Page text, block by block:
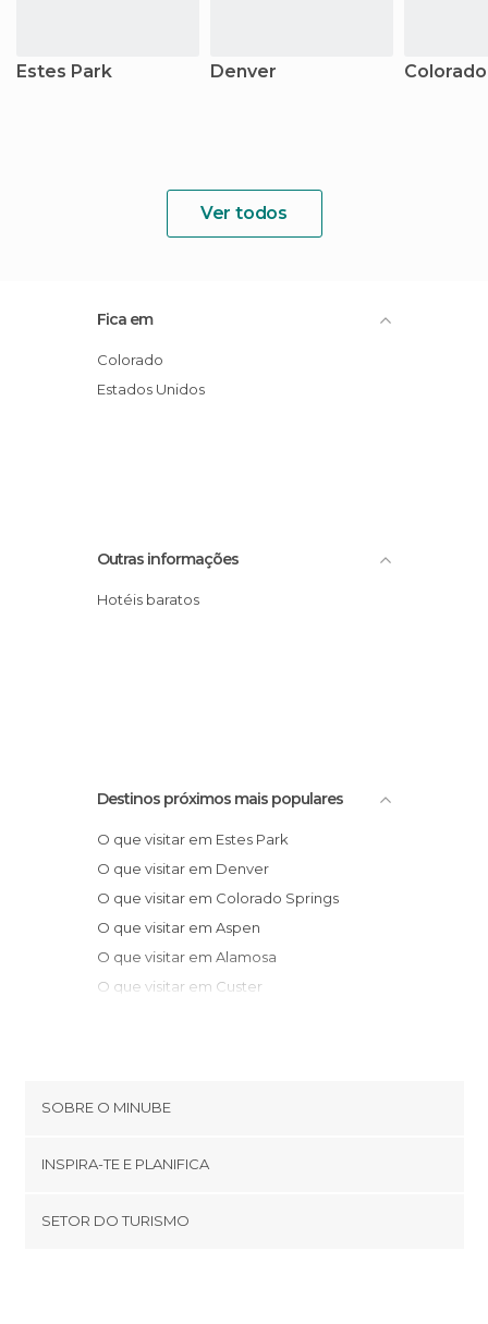
Estes Park Denver
Ver todos
Fica em
Colorado
Estados Unidos
Outras informações
Hotéis baratos
Destinos próximos mais populares
O que visitar em Estes Park
O que visitar em Denver
O que visitar em Colorado Springs
O que visitar em Aspen
O que visitar em Alamosa
O que visitar em Custer
SOBRE O MINUBE
Términos e Condições
INSPIRA-TE E PLANIFICA
SETOR DO TURISMO